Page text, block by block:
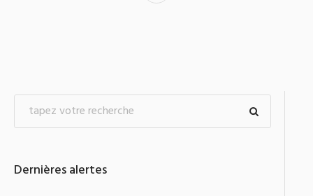
Dernières alertes